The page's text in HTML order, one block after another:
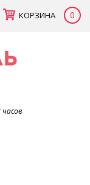
КОРЗИНА 0